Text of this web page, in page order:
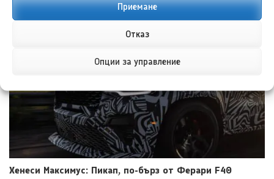
Приемане
Отказ
Опции за управление
Тойота Hilux: По-добра ли е от всякога?
Хенеси Максимус: Пикап, по-бърз от Ферари F40